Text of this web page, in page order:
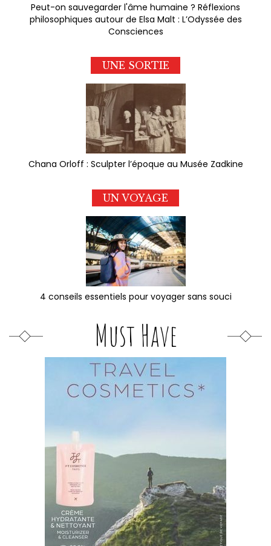
Peut-on sauvegarder l'âme humaine ? Réflexions
philosophiques autour de Elsa Malt : L’Odyssée des
Consciences
UNE SORTIE
Chana Orloff : Sculpter l’époque au Musée Zadkine
UN VOYAGE
4 conseils essentiels pour voyager sans souci
Must Have